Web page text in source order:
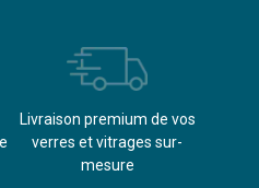
Livraison premium de vos
verres et vitrages sur-
mesure